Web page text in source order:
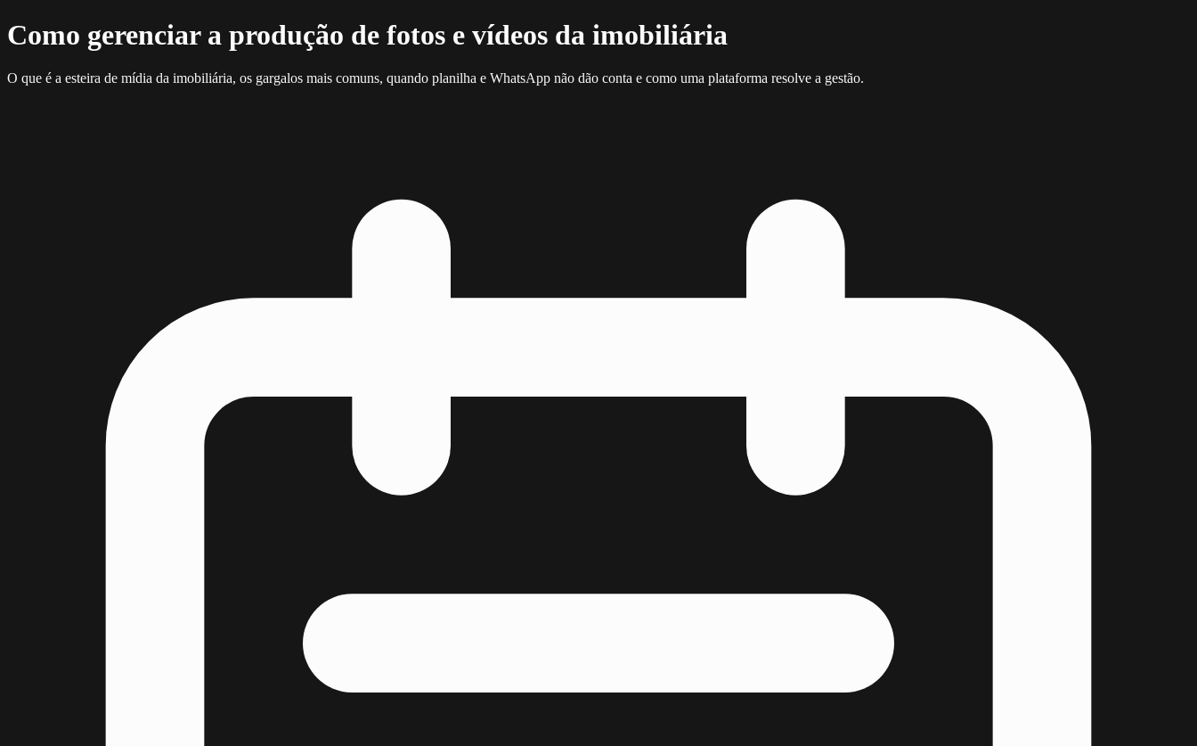
Como gerenciar a produção de fotos e vídeos da imobiliária
O que é a esteira de mídia da imobiliária, os gargalos mais comuns, quando planilha e WhatsApp não dão conta e como uma plataforma resolve a gestão.